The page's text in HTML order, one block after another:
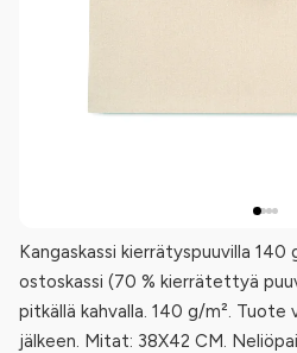
Kangaskassi kierrätyspuuvilla 140
ostoskassi (70 % kierrätettyä
pitkällä kahvalla. 140 g/m². Tuote
jälkeen. Mitat: 38X42 CM.